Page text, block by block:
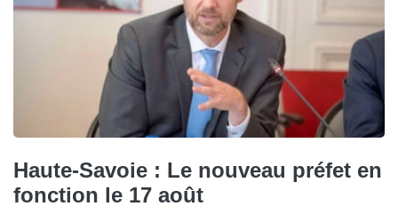
Haute-Savoie : Le nouveau préfet en
fonction le 17 août